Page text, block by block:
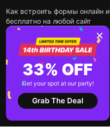
Как встроить формы онлайн и
бесплатно на любой сайт
Как встроить ленту Instagram
на сайт
Как добавить чат-бота на
основе искусственного
интеллекта на свой сайт
Посмотреть все посты
33% OFF
Get your spot at our party!
Grab The Deal